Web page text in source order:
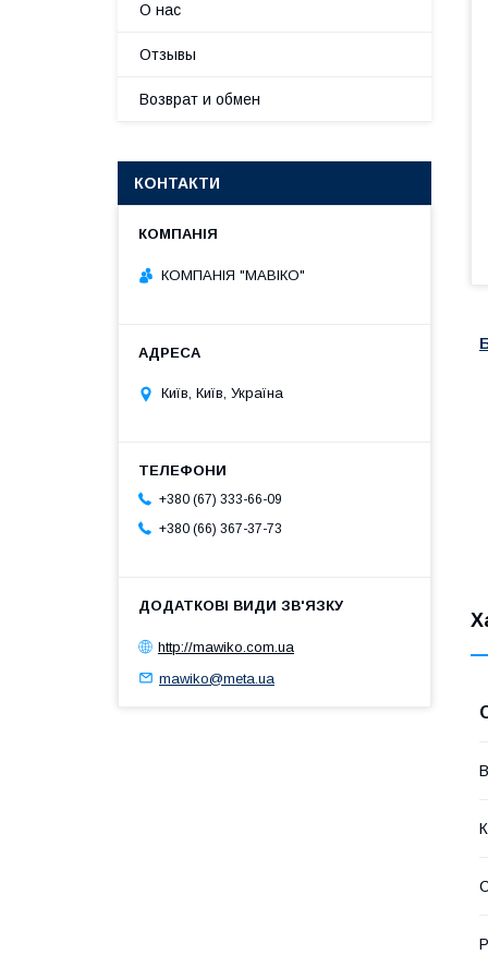
О нас
Отзывы
Возврат и обмен
КОНТАКТИ
КОМПАНІЯ "МАВІКО"
Київ, Київ, Україна
+380 (67) 333-66-09
+380 (66) 367-37-73
http://mawiko.com.ua
mawiko@meta.ua